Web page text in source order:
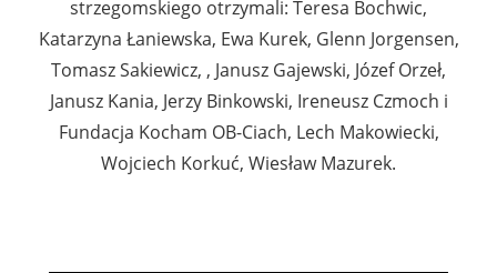
strzegomskiego otrzymali: Teresa Bochwic,
Katarzyna Łaniewska, Ewa Kurek, Glenn Jorgensen,
Tomasz Sakiewicz, , Janusz Gajewski, Józef Orzeł,
Janusz Kania, Jerzy Binkowski, Ireneusz Czmoch i
Fundacja Kocham OB-Ciach, Lech Makowiecki,
Wojciech Korkuć, Wiesław Mazurek.